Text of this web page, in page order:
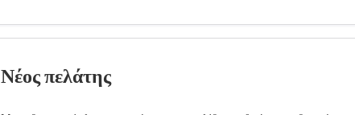
Νέος πελάτης